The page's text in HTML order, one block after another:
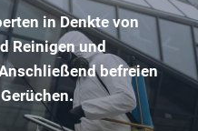
in Denkte von
Reinigen und
befreien